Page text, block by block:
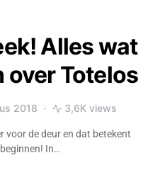
Alles wat
over Totelos
2018 3,6K views
voor de deur en dat betekent
In…